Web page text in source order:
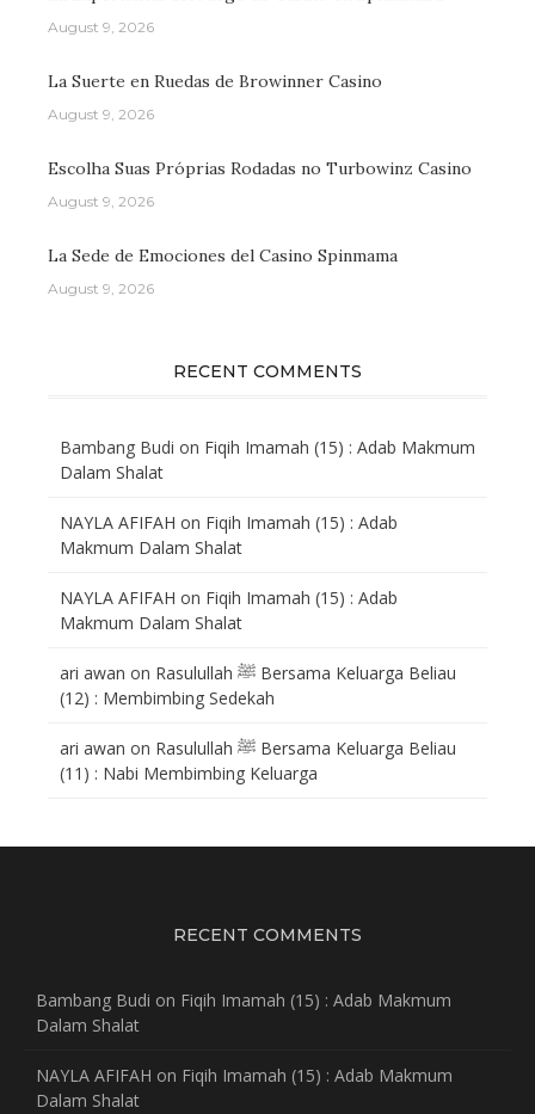
August 9, 2026
La Suerte en Ruedas de Browinner Casino
August 9, 2026
Escolha Suas Próprias Rodadas no Turbowinz Casino
August 9, 2026
La Sede de Emociones del Casino Spinmama
August 9, 2026
RECENT COMMENTS
Bambang Budi on Fiqih Imamah (15) : Adab Makmum
Dalam Shalat
NAYLA AFIFAH on Fiqih Imamah (15) : Adab
Makmum Dalam Shalat
NAYLA AFIFAH on Fiqih Imamah (15) : Adab
Makmum Dalam Shalat
ari awan on Rasulullah ﷺ Bersama Keluarga Beliau
(12) : Membimbing Sedekah
ari awan on Rasulullah ﷺ Bersama Keluarga Beliau
(11) : Nabi Membimbing Keluarga
RECENT COMMENTS
Bambang Budi on Fiqih Imamah (15) : Adab Makmum
Dalam Shalat
NAYLA AFIFAH on Fiqih Imamah (15) : Adab Makmum
Dalam Shalat